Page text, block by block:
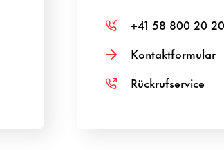
+41 58 800 20 20
Kontaktformular
Rückrufservice